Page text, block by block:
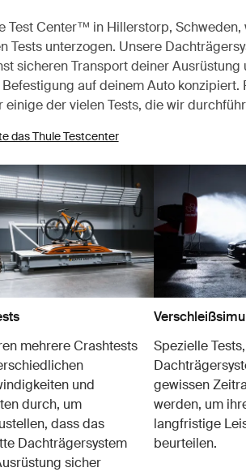
Test Center™ in Hillerstorp,
Tests unterzogen. Unsere
sicheren Transport deiner Ausrüstung
auf deinem Auto konzipiert.
einige der vielen Tests, die wir
das Thule Testcenter
mehrere Crashtests
und
durch, um
dass das
Dachträgersystem
sicher
Spezielle
gewissen
werden, um
langfristige
beurteilen.